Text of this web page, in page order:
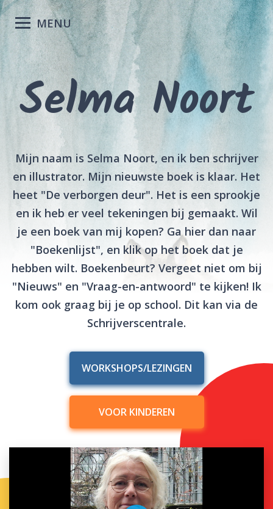
MENU
Selma Noort
Mijn naam is Selma Noort, en ik ben schrijver
en illustrator. Mijn nieuwste boek is klaar. Het
heet "De verborgen deur". Het is een sprookje
en ik heb er veel tekeningen bij gemaakt. Wil
je een boek van mij kopen? Ga hier dan naar
"Boekenlijst", en klik op het boek dat je
hebben wilt. Boekenbeurt? Vergeet niet om bij
"Nieuws" en "Vraag-en-antwoord" te kijken! Ik
kom ook graag bij je op school. Dit kan via de
Schrijverscentrale.
WORKSHOPS/LEZINGEN
VOOR KINDEREN